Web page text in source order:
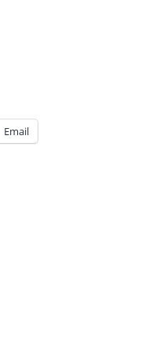
Email